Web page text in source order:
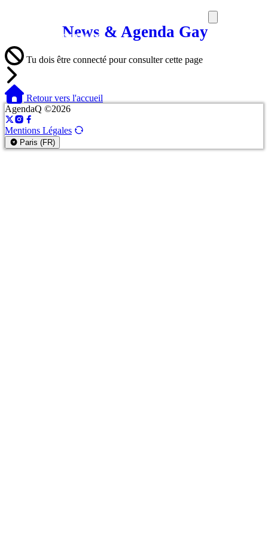
News & Agenda Gay
MEDIAMAG
Tu dois être connecté pour consulter cette page
Retour vers l'accueil
AgendaQ ©2026
Mentions Légales
Paris (FR)